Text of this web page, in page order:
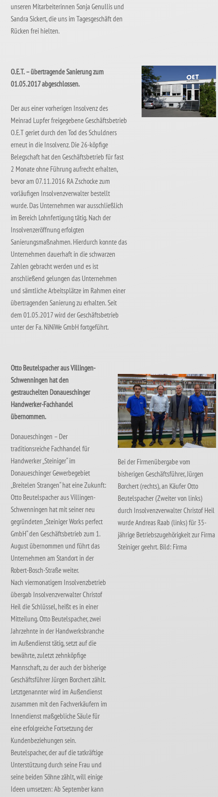
unseren Mitarbeiterinnen Sonja Genullis und
Sandra Sickert, die uns im Tagesgeschäft den
Rücken frei hielten.
O.E.T. – übertragende Sanierung zum
01.05.2017 abgeschlossen.
Der aus einer vorherigen Insolvenz des
Meinrad Lupfer freigegebene Geschäftsbetrieb
O.E.T geriet durch den Tod des Schuldners
erneut in die Insolvenz. Die 26-köpfige
Belegschaft hat den Geschäftsbetrieb für fast
2 Monate ohne Führung aufrecht erhalten,
bevor am 07.11.2016 RA Zschocke zum
vorläufigen Insolvenzverwalter bestellt
wurde. Das Unternehmen war ausschließlich
im Bereich Lohnfertigung tätig. Nach der
Insolvenzeröffnung erfolgten
Sanierungsmaßnahmen. Hierdurch konnte das
Unternehmen dauerhaft in die schwarzen
Zahlen gebracht werden und es ist
anschließend gelungen das Unternehmen
und sämtliche Arbeitsplätze im Rahmen einer
übertragenden Sanierung zu erhalten. Seit
dem 01.05.2017 wird der Geschäftsbetrieb
unter der Fa. NiNiWe GmbH fortgeführt.
Otto Beutelspacher aus Villingen-
Schwenningen hat den
gestrauchelten Donaueschinger
Handwerker-Fachhandel
übernommen.
Donaueschingen – Der
traditionsreiche Fachhandel für
Handwerker „Steiniger“ im
Donaueschinger Gewerbegebiet
„Breitelen Strangen“ hat eine Zukunft:
Otto Beutelspacher aus Villingen-
Schwenningen hat mit seiner neu
gegründeten „Steiniger Works perfect
GmbH“ den Geschäftsbetrieb zum 1.
August übernommen und führt das
Unternehmen am Standort in der
Robert-Bosch-Straße weiter.
Nach viermonatigem Insolvenzbetrieb
übergab Insolvenzverwalter Christof
Heil die Schlüssel, heißt es in einer
Mitteilung. Otto Beutelspacher, zwei
Jahrzehnte in der Handwerksbranche
im Außendienst tätig, setzt auf die
bewährte, zuletzt zehnköpfige
Mannschaft, zu der auch der bisherige
Geschäftsführer Jürgen Borchert zählt.
Letztgenannter wird im Außendienst
zusammen mit den Fachverkäufern im
Innendienst maßgebliche Säule für
eine erfolgreiche Fortsetzung der
Kundenbeziehungen sein.
Beutelspacher, der auf die tatkräftige
Unterstützung durch seine Frau und
seine beiden Söhne zählt, will einige
Ideen umsetzen: Ab September kann
Bei der Firmenübergabe vom
bisherigen Geschäftsführer, Jürgen
Borchert (rechts), an Käufer Otto
Beutelspacher (Zweiter von links)
durch Insolvenzverwalter Christof Heil
wurde Andreas Raab (links) für 35-
jährige Betriebszugehörigkeit zur Firma
Steiniger geehrt. Bild: Firma